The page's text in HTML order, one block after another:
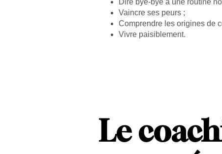
Dire bye-bye à une routine
Vaincre ses peurs ;
Comprendre les origines de
Vivre paisiblement.
Le